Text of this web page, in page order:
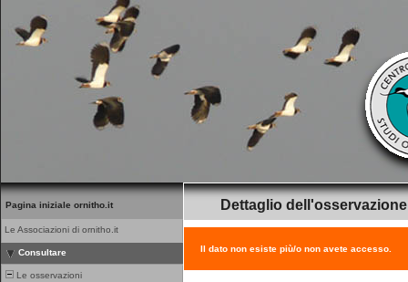
Pagina iniziale ornitho.it
Le Associazioni di ornitho.it
Consultare
Le osservazioni
Dettaglio dell'osservazione
Il dato non esiste più/o non avete accesso.